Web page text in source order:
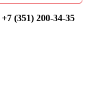
+7 (351) 200-34-35